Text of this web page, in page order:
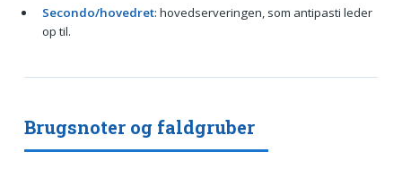
Secondo/hovedret: hovedserveringen, som antipasti leder
op til.
Brugsnoter og faldgruber